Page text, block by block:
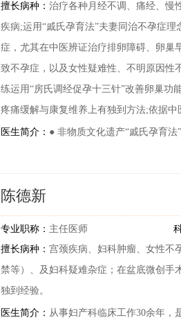
擅长病种： 治疗各种月经不调、痛经、慢
疾病;运用“戚氏孕育法”夫妻同治不孕症
症，尤其在中医辨证治疗排卵障碍、卵巢
致不孕症，以及女性疑难性、不明原因性
练运用“房氏调经促孕十三针”改善卵巢功
疼痛缓解与康复维养上有独到方法;依据中
医生简介： ● 非物质文化遗产“戚氏孕育法
● 从事中医妇科及不孕不育临床诊疗工作30
● 国医大师刘敏如学术思想与临床经验传
● 四川省妇幼保健协会医学美客分会第一
● 成都高新医学会生殖内分泌及生殖医学
陈德新
专业职称： 主任医师
擅长病种： 宫颈疾病、妇科肿瘤、女性不
禁等）、及妇科疑难杂症；在盆底微创手
独到经验。
医生简介： 从事妇产科临床工作30余年，